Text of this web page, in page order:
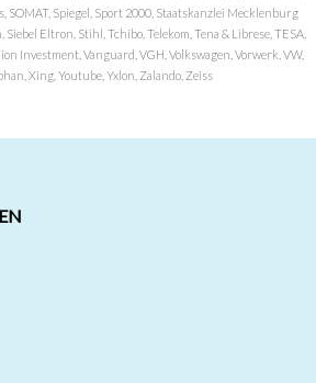
SOMAT, Spiegel, Sport 2000, Staatskanzlei Mecklenburg
Eltron, Stihl, Tchibo, Telekom, Tena & Librese, TESA,
Investment, Vanguard, VGH, Volkswagen, Vorwerk, VW,
Xing, Youtube, Yxlon, Zalando, Zeiss